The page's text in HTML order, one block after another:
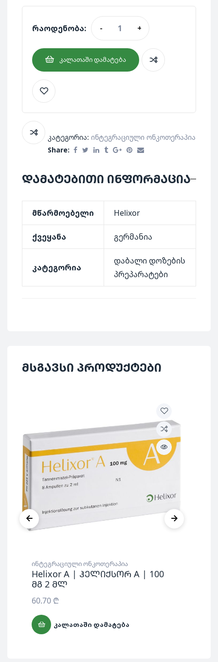
რაოდენობა: - +
ᲙᲐᲚᲐᲗᲐᲨᲘ ᲓᲐᲛᲐᲢᲔᲑᲐ
კატეგორია: Ინტეგრაციული Ონკოთერაპია
Share:
დამატებითი ინფორმაცია
მწარმოებელი Helixor
ქვეყანა გერმანია
კატეგორია
დაბალი დოზების
პრეპარატები
მსგავსი პროდუქტები
ინტეგრაციული ონკოთერაპია
Helixor A | ჰელიქსორ A | 100
მგ 2 მლ
60.70 ₾
ᲙᲐᲚᲐᲗᲐᲨᲘ ᲓᲐᲛᲐᲢᲔᲑᲐ